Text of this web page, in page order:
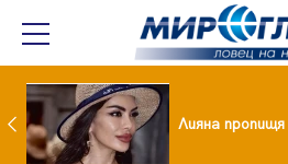
Популярен риалити герой заряза жена си заради друга